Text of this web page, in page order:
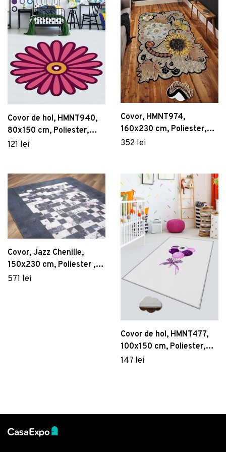
Covor de hol, HMNT940,
80x150 cm, Poliester,
Multicolor
121 lei
Covor, HMNT974,
160x230 cm, Poliester,
Multicolor
352 lei
Covor, Jazz Chenille,
150x230 cm, Poliester ,
Multicolor
571 lei
Covor de hol, HMNT477,
100x150 cm, Poliester,
Multicolor
147 lei